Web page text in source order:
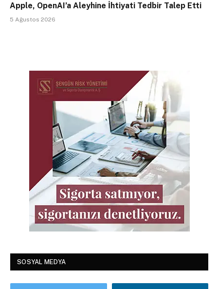
Apple, OpenAI’a Aleyhine İhtiyati Tedbir Talep Etti
5 Ağustos 2026
SOSYAL MEDYA